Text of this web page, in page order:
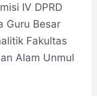
IV DPRD
Guru Besar
Fakultas
Alam Unmul